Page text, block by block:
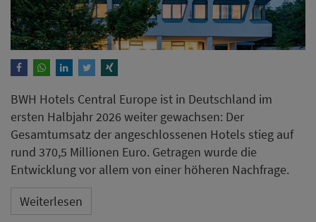
BWH Hotels Central Europe ist in Deutschland im
ersten Halbjahr 2026 weiter gewachsen: Der
Gesamtumsatz der angeschlossenen Hotels stieg auf
rund 370,5 Millionen Euro. Getragen wurde die
Entwicklung vor allem von einer höheren Nachfrage.
Weiterlesen